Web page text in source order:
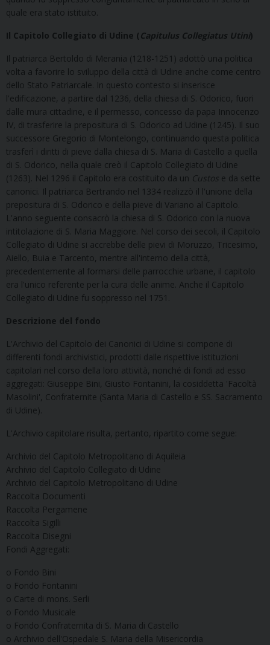
quale era stato istituito.
Il Capitolo Collegiato di Udine ( Capitulus Collegiatus Utini)
Il patriarca Bertoldo di Merania (1218-1251) adottò una politica
volta a favorire lo sviluppo della città di Udine anche come centro
dello Stato Patriarcale. In questo contesto si inserisce
l'edificazione, a partire dal 1236, della chiesa di S. Odorico, fuori
dalle mura cittadine, e il permesso, concesso da papa Innocenzo
IV, di trasferire la prepositura di S. Odorico ad Udine (1245) . Il suo
successore Gregorio di Montelongo, continuando questa politica
trasferì i diritti di pieve dalla chiesa di S. Maria di Castello a quella
di S. Odorico, nella quale creò il Capitolo Collegiato di Udine
(1263). Nel 1296 il Capitolo era costituito da un Custos e da sette
canonici. Il patriarca Bertrando nel 1334 realizzò il l'unione della
prepositura di S. Odorico e della pieve di Variano al Capitolo.
L'anno seguente consacrò la chiesa di S. Odorico con la nuova
intitolazione di S. Maria Maggiore. Nel corso dei secoli, il Capitolo
Collegiato di Udine si accrebbe delle pievi di Moruzzo, Tricesimo,
Aiello, Buia e Tarcento, mentre all'interno della città,
precedentemente al formarsi delle parrocchie urbane, il capitolo
era l'unico referente per la cura delle anime. Anche il Capitolo
Collegiato di Udine fu soppresso nel 1751.
Descrizione del fondo
L'Archivio del Capitolo dei Canonici di Udine si compone di
differenti fondi archivistici, prodotti dalle rispettive istituzioni
capitolari nel corso della loro attività, nonché di fondi ad esso
aggregati: Giuseppe Bini, Giusto Fontanini, la cosiddetta 'Facoltà
Masolini', Confraternite (Santa Maria di Castello e SS. Sacramento
di Udine).
L'Archivio capitolare risulta, pertanto, ripartito come segue:
Archivio del Capitolo Metropolitano di Aquileia
Archivio del Capitolo Collegiato di Udine
Archivio del Capitolo Metropolitano di Udine
Raccolta Documenti
Raccolta Pergamene
Raccolta Sigilli
Raccolta Disegni
Fondi Aggregati:
o Fondo Bini
o Fondo Fontanini
o Carte di mons. Serli
o Fondo Musicale
o Fondo Confraternita di S. Maria di Castello
o Archivio dell'Ospedale S. Maria della Misericordia